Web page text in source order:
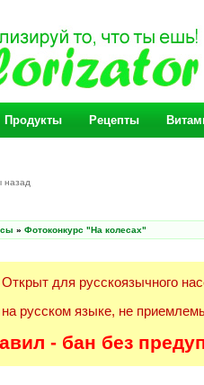
Продукты Рецепты
назад
» Фотоконкурс "На колесах"
для русскоязычного
русском языке, не
- бан без